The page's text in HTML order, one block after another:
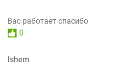
Вас работает спасибо
0
Ishem